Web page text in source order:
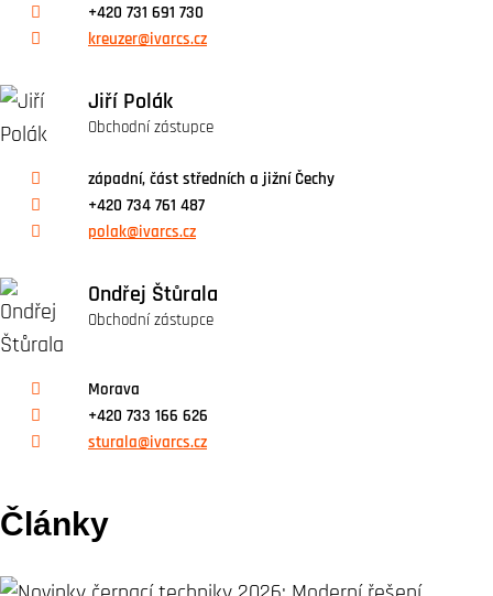
+420 731 691 730
kreuzer@ivarcs.cz
Jiří Polák
Obchodní zástupce
západní, část středních a jižní Čechy
+420 734 761 487
polak@ivarcs.cz
Ondřej Štůrala
Obchodní zástupce
Morava
+420 733 166 626
sturala@ivarcs.cz
Články